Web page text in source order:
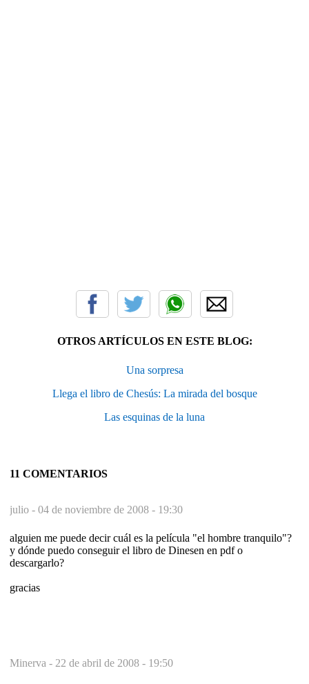
OTROS ARTÍCULOS EN ESTE BLOG:
Una sorpresa
Llega el libro de Chesús: La mirada del bosque
Las esquinas de la luna
11 COMENTARIOS
julio - 04 de noviembre de 2008 - 19:30
alguien me puede decir cuál es la película "el hombre tranquilo"?
y dónde puedo conseguir el libro de Dinesen en pdf o
descargarlo?
gracias
Minerva - 22 de abril de 2008 - 19:50